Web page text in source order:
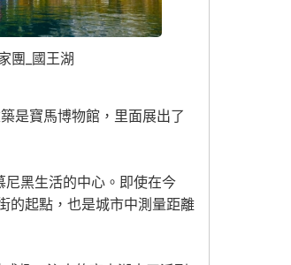
團_國王湖
是寶馬博物館，里面展出了
黑生活的中心。即使在今
的起點，也是城市中測量距離